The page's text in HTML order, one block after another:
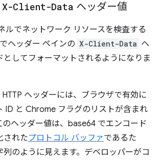
X-Client-Data ヘッダー値
ルでネットワーク リソースを検査する
ヘッダー ペインの X-Client-Data ヘ
としてフォーマットされるようになりま
HTTP ヘッダーには、ブラウザで有効に
ID と Chrome フラグのリストが含まれ
のヘッダー値は、base64 でエンコード
されたプロトコル バッファであるた
列のように見えます。デベロッパーがコ